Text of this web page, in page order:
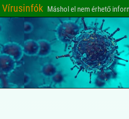
Vírusinfók Máshol el nem érhető